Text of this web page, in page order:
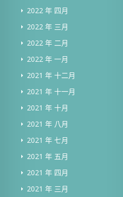
2022 年 四月
2022 年 三月
2022 年 二月
2022 年 一月
2021 年 十二月
2021 年 十一月
2021 年 十月
2021 年 八月
2021 年 七月
2021 年 五月
2021 年 四月
2021 年 三月